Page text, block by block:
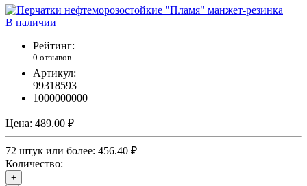
В наличии
Рейтинг:
0 отзывов
Артикул:
99318593
1000000000
Цена: 489.00 ₽
72 штук или более: 456.40 ₽
Количество:
+